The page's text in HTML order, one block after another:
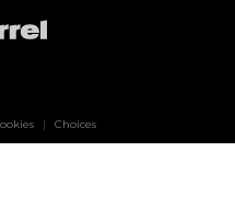
| Choices